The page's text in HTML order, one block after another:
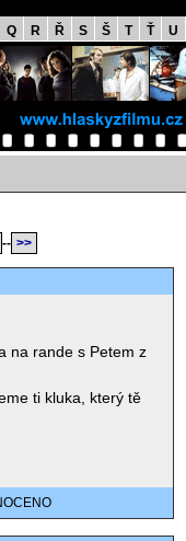
Q R Ř S Š T Ť U
-- >>
na rande s Petem z
ti kluka, který tě